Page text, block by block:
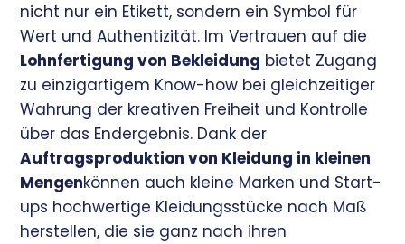
nicht nur ein Etikett, sondern ein Symbol für
Wert und Authentizität. Im Vertrauen auf die
Lohnfertigung von Bekleidung bietet Zugang
zu einzigartigem Know-how bei gleichzeitiger
Wahrung der kreativen Freiheit und Kontrolle
über das Endergebnis. Dank der
Auftragsproduktion von Kleidung in kleinen
Mengenkönnen auch kleine Marken und Start-
ups hochwertige Kleidungsstücke nach Maß
herstellen, die sie ganz nach ihren